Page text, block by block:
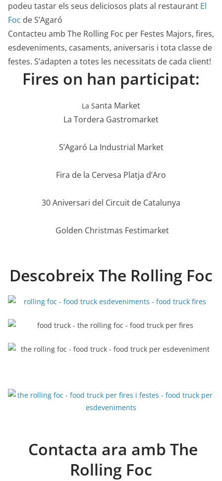
podeu tastar els seus deliciosos plats al restaurant El
Foc de S’Agaró
Contacteu amb The Rolling Foc per Festes Majors, fires,
esdeveniments, casaments, aniversaris i tota classe de
festes. S’adapten a totes les necessitats de cada client!
Fires on han participat:
La Santa Market
La Tordera Gastromarket
S’Agaró La Industrial Market
Fira de la Cervesa Platja d’Aro
30 Aniversari del Circuit de Catalunya
Golden Christmas Festimarket
Descobreix The Rolling Foc
Contacta ara amb The
Rolling Foc